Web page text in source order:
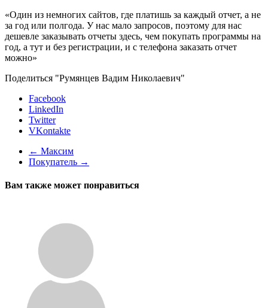
«Один из немногих сайтов, где платишь за каждый отчет, а не
за год или полгода. У нас мало запросов, поэтому для нас
дешевле заказывать отчеты здесь, чем покупать программы на
год, а тут и без регистрации, и с телефона заказать отчет
можно»
Поделиться "Румянцев Вадим Николаевич"
Facebook
LinkedIn
Twitter
VKontakte
← Максим
Покупатель →
Вам также может понравиться